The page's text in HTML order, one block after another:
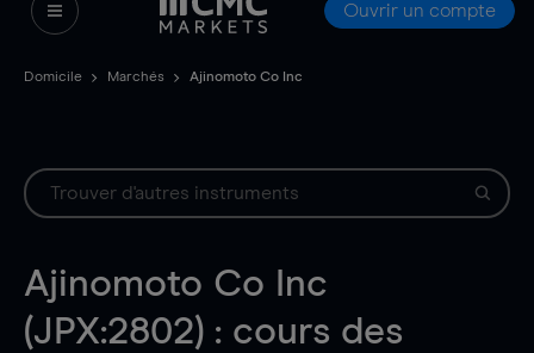
Ouvrir un compte
Domicile Marchés Ajinomoto Co Inc
Ajinomoto Co Inc
(JPX:2802) : cours des